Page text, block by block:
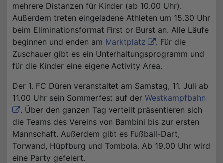
mehrere Distanzen für Kinder (ab 10.00 Uhr).
Außerdem treten eingeladene Athleten um 15.30 Uhr
beim Eliminationsformat First or Burst an. Alle Läufe
beginnen und enden am Marktplatz
. Für die
Zuschauer gibt es ein Unterhaltungsprogramm und
für die Kinder eine eigene Activity Area.
Der 1. FC Düren veranstaltet am Samstag, 11. Juli ab
11.00 Uhr sein Sommerfest auf der Westkampfbahn
. Über den ganzen Tag verteilt präsentieren sich
die Teams des Vereins von Bambini bis zur ersten
Mannschaft. Außerdem gibt es Fußball-Dart,
Torwand, Hüpfburg und Tombola. Ab 19.00 Uhr wird
eine Party gefeiert.